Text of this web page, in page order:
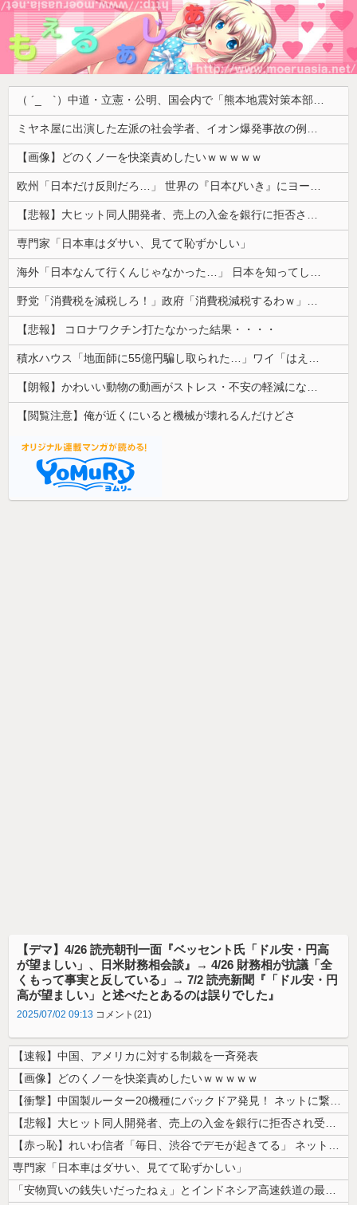
（ ´_ゝ`）中道・立憲・公明、国会内で「熊本地震対策本部会議」各省庁からヒアリング・現地から意見聴取「パーティション、人手、宿泊施設の不足や、外国人実習生の方々にも対応してほしい」今日の午後、政府に要望書を提出
ミヤネ屋に出演した左派の社会学者、イオン爆発事故の例のテナントに理解を示して……
【画像】どのくノ一を快楽責めしたいｗｗｗｗｗ
欧州「日本だけ反則だろ…」 世界の『日本びいき』にヨーロッパ全土から不満の声
【悲報】大ヒット同人開発者、売上の入金を銀行に拒否され受け取れず、多額の納税義務だけが残るｗｗｗｗｗ
専門家「日本車はダサい、見てて恥ずかしい」
海外「日本なんて行くんじゃなかった…」 日本を知ってしまったディズニー信者、帰国後『本家』に失望する事態に
野党「消費税を減税しろ！」政府「消費税減税するわｗ」野党「消費税を減税するな！」
【悲報】 コロナワクチン打たなかった結果・・・・
積水ハウス「地面師に55億円騙し取られた…」ワイ「はえーかわいそう…会社滅茶苦茶やろなぁ」→
【朗報】かわいい動物の動画がストレス・不安の軽減になる可能性。英大学の研究で実証
【閲覧注意】俺が近くにいると機械が壊れるんだけどさ
【デマ】4/26 読売朝刊一面『ベッセント氏「ドル安・円高
が望ましい」、日米財務相会談』→ 4/26 財務相が抗議「全
くもって事実と反している」→ 7/2 読売新聞『「ドル安・円
高が望ましい」と述べたとあるのは誤りでした』
2025/07/02 09:13 コメント(21)
【速報】中国、アメリカに対する制裁を一斉発表
【画像】どのくノ一を快楽責めしたいｗｗｗｗｗ
【衝撃】中国製ルーター20機種にバックドア発見！ ネットに繋ぐだけで3...
【悲報】大ヒット同人開発者、売上の入金を銀行に拒否され受け取れず、多額...
【赤っ恥】れいわ信者「毎日、渋谷でデモが起きてる」 ネット「参加者の少...
専門家「日本車はダサい、見てて恥ずかしい」
「安物買いの銭失いだったねぇ」とインドネシア高速鉄道の最終処分に日本側...